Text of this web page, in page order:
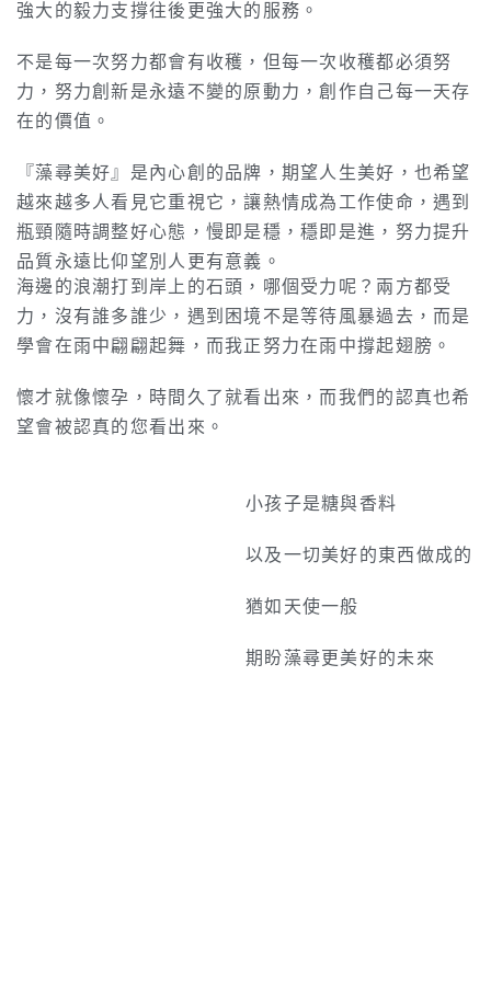
強大的毅力支撐往後更強大的服務。
不是每一次努力都會有收穫，但每一次收穫都必須努
力，努力創新是永遠不變的原動力，創作自己每一天存
在的價值。
『藻尋美好』是內心創的品牌，期望人生美好，也希望
越來越多人看見它重視它，讓熱情成為工作使命，遇到
瓶頸隨時調整好心態，慢即是穩，穩即是進，努力提升
品質永遠比仰望別人更有意義。
海邊的浪潮打到岸上的石頭，哪個受力呢？兩方都受
力，沒有誰多誰少，遇到困境不是等待風暴過去，而是
學會在雨中翩翩起舞，而我正努力在雨中撐起翅膀。
懷才就像懷孕，時間久了就看出來，而我們的認真也希
望會被認真的您看出來。
小孩子是糖與香料
以及一切美好的東西做成的
猶如天使一般
期盼藻尋更美好的未來